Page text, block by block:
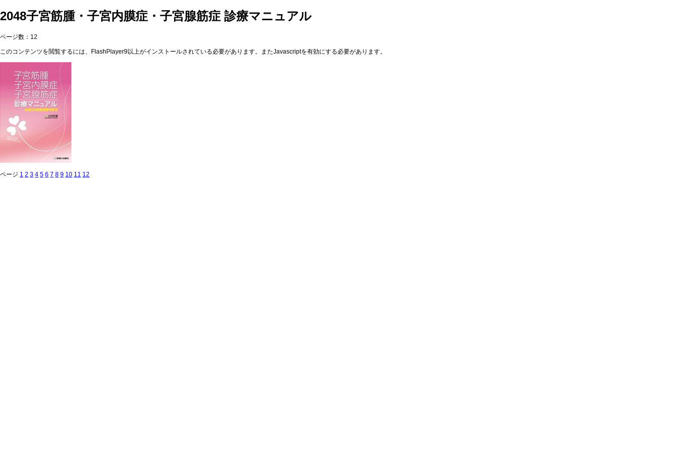
2048子宮筋腫・子宮内膜症・子宮腺筋症 診療マニュアル
ページ数：12
このコンテンツを閲覧するには、FlashPlayer9以上がインストールされている必要があります。またJavascriptを有効にする必要があります。
ページ 1 2 3 4 5 6 7 8 9 10 11 12